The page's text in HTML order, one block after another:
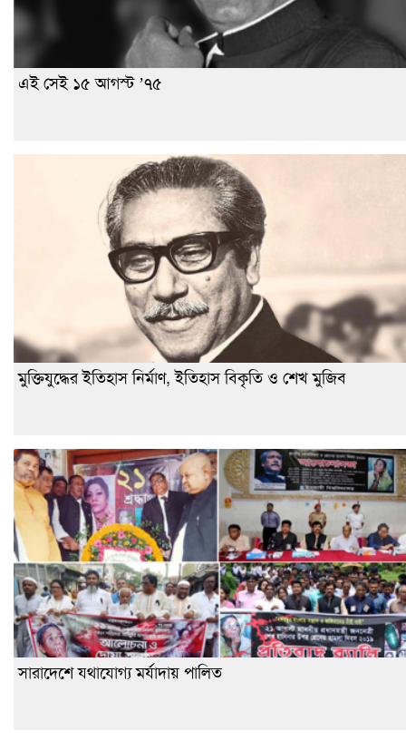
এই সেই ১৫ আগস্ট ’৭৫
মুক্তিযুদ্ধের ইতিহাস নির্মাণ, ইতিহাস বিকৃতি ও শেখ মুজিব
সারাদেশে যথাযোগ্য মর্যাদায় পালিত